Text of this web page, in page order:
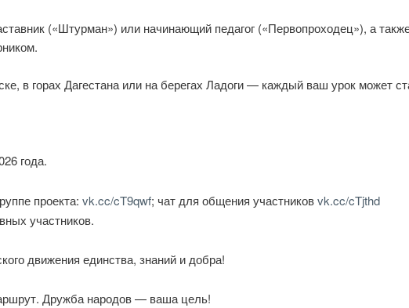
(«Штурман») или начинающий педагог («Первопроходец»), а
в горах Дагестана или на берегах Ладоги — каждый ваш урок может
года.
проекта:vk.cc/cT9qwf; чат для общения участниковvk.cc/cTjthd
участников.
движения единства, знаний и добра!
Дружба народов — ваша цель!